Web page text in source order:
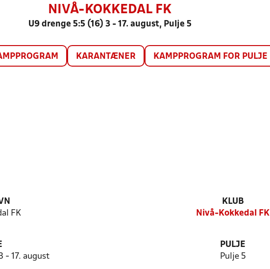
NIVÅ-KOKKEDAL FK
U9 drenge 5:5 (16) 3 - 17. august, Pulje 5
KARANTÆNER KAMPPROGRAM FOR PULJE
FK
KLUB
Nivå-Kokkedal FK
- 17. august
PULJE
Pulje 5